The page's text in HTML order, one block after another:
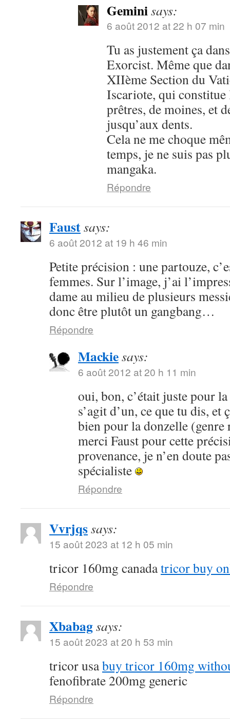
Geminisays:
6 août 2012 at 22 h 07 min
Tu as justement ça
Exorcist. Même que
XIIème Section du
Iscariote, qui constitue
prêtres, de moines, et
jusqu’aux dents.
Cela ne me choque
temps, je ne suis pas
mangaka.
Répondre
Faustsays:
6 août 2012 at 19 h 46 min
Petite précision : une partouze,
femmes. Sur l’image, j’ai
dame au milieu de plusieurs
donc être plutôt un gangbang…
Répondre
Mackiesays:
6 août 2012 at 20 h 11 min
oui, bon, c’était juste pour
s’agit d’un, ce que tu dis, et
bien pour la donzelle
merci Faust pour cette
provenance, je n’en doute
spécialiste
Répondre
Vvrjqssays:
15 août 2023 at 12 h 05 min
tricor 160mg canadatricor buy
Répondre
Xbabagsays:
15 août 2023 at 20 h 53 min
tricor usabuy tricor 160mg
fenofibrate 200mg generic
Répondre